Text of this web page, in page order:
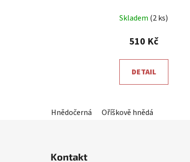
Skladem (2 ks)
510 Kč
DETAIL
Hnědočerná Oříškově hnědá
Kontakt